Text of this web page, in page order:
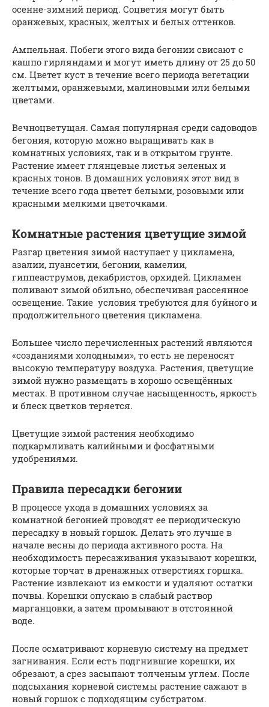
осенне-зимний период. Соцветия могут быть
оранжевых, красных, желтых и белых оттенков.
Ампельная. Побеги этого вида бегонии свисают с
кашпо гирляндами и могут иметь длину от 25 до 50
см. Цветет куст в течение всего периода вегетации
желтыми, оранжевыми, малиновыми или белыми
цветами.
Вечноцветущая. Самая популярная среди садоводов
бегония, которую можно выращивать как в
комнатных условиях, так и в открытом грунте.
Растение имеет глянцевые листья зеленых и
красных тонов. В домашних условиях этот вид в
течение всего года цветет белыми, розовыми или
красными мелкими цветочками.
Комнатные растения цветущие зимой
Разгар цветения зимой наступает у цикламена,
азалии, пуансетии, бегонии, камелии,
гиппеаструмов, декабристов, орхидей. Цикламен
поливают зимой обильно, обеспечивая рассеянное
освещение. Такие условия требуются для буйного и
продолжительного цветения цикламена.
Большее число перечисленных растений являются
«созданиями холодными», то есть не переносят
высокую температуру воздуха. Растения, цветущие
зимой нужно размещать в хорошо освещённых
местах. В противном случае насыщенность, яркость
и блеск цветков теряется.
Цветущие зимой растения необходимо
подкармливать калийными и фосфатными
удобрениями.
Правила пересадки бегонии
В процессе ухода в домашних условиях за
комнатной бегонией проводят ее периодическую
пересадку в новый горшок. Делать это лучше в
начале весны до периода активного роста. На
необходимость пересаживания указывают корешки,
которые торчат в дренажных отверстиях горшка.
Растение извлекают из емкости и удаляют остатки
почвы. Корешки опускаю в слабый раствор
марганцовки, а затем промывают в отстоянной
воде.
После осматривают корневую систему на предмет
загнивания. Если есть подгнившие корешки, их
обрезают, а срез засыпают толченым углем. После
подсыхания корневой системы растение сажают в
новый горшок с подходящим субстратом.